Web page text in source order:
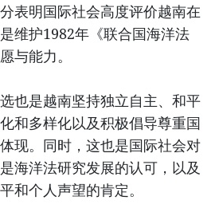
表明国际社会高度评价越南在
维护1982年《联合国海洋法
与能力。
也是越南坚持独立自主、和平
和多样化以及积极倡导尊重国
现。同时，这也是国际社会对
海洋法研究发展的认可，以及
和个人声望的肯定。